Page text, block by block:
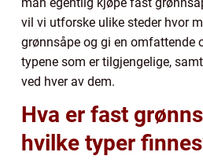
vil vi utforske ulike steder hvor
grønnsåpe og gi en omfattende
typene som er tilgjengelige,
ved hver av dem.
Hva er fast
hvilke typer